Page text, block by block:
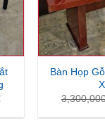
Giá
tại
Bàn Họp